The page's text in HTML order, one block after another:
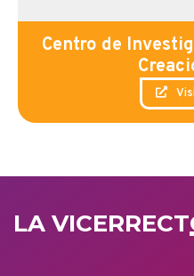
Centro de
LA